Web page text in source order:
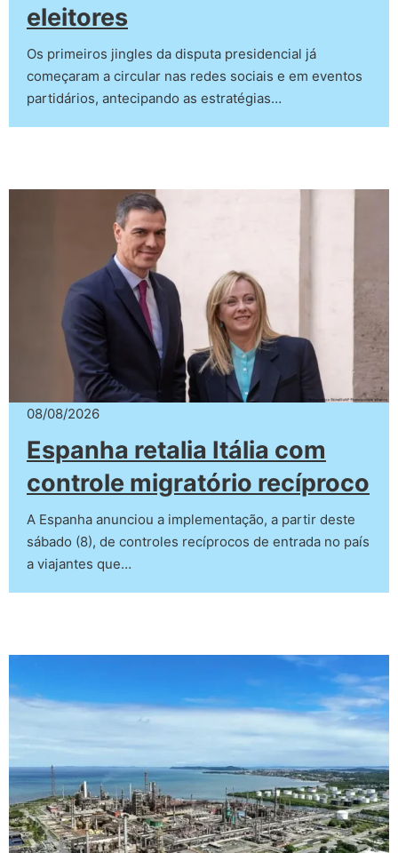
eleitores
Os primeiros jingles da disputa presidencial já
começaram a circular nas redes sociais e em eventos
partidários, antecipando as estratégias…
08/08/2026
Espanha retalia Itália com
controle migratório recíproco
A Espanha anunciou a implementação, a partir deste
sábado (8), de controles recíprocos de entrada no país
a viajantes que…